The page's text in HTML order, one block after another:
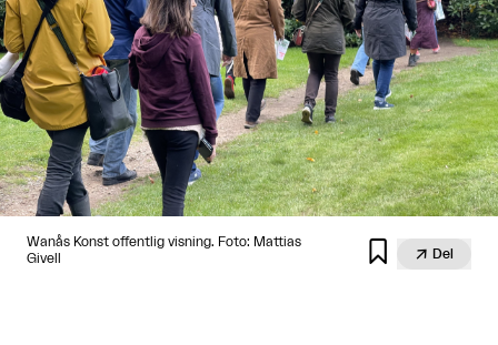
Wanås Konst offentlig visning. Foto: Mattias
Givell
  Del